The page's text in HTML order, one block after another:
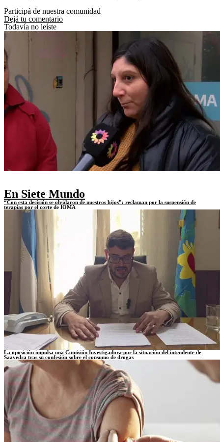
Participá de nuestra comunidad
Dejá tu comentario
Todavía no leíste
En Siete Mundo
“Con esta decisión se olvidaron de nuestros hijos”: reclaman por la suspensión de
terapias por el corte de IOMA
La oposición impulsa una Comisión Investigadora por la situación del intendente de
Saavedra tras su confesión sobre el consumo de drogas